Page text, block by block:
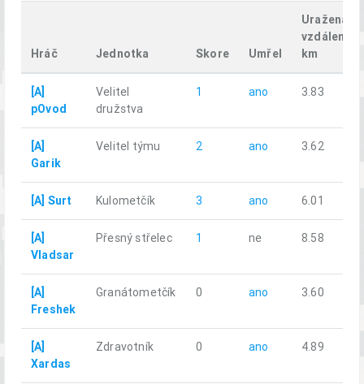
Hráč Jednotka Skore Umřel
Uražená
km
[A]
pOvod
Velitel
družstva
1 ano 3.83
[A]
Garik
Velitel týmu 2 ano 3.62
[A] Surt Kulometčík 3 ano 6.01
[A]
Vladsar
Přesný střelec 1 ne 8.58
[A]
Freshek
Granátometčík 0 ano 3.60
[A]
Xardas
Zdravotník 0 ano 4.89